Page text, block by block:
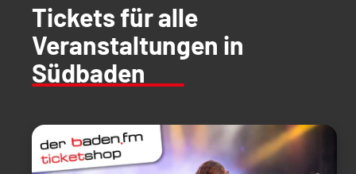
Tickets für alle
Veranstaltungen in
Südbaden